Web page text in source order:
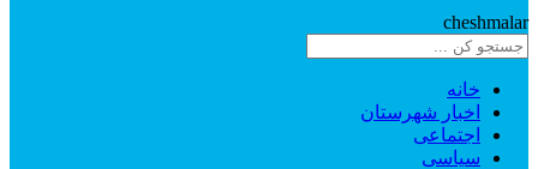
cheshmalar
خانه
اخبار شهرستان
اجتماعی
سیاسی